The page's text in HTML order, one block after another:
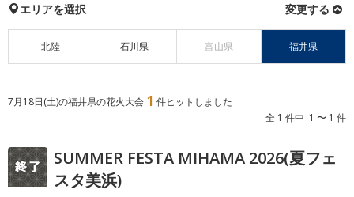
エリアを選択 変更する
北陸 石川県 富山県 福井県
7月18日(土)の福井県の花火大会 1 件ヒットしました
全 1 件中 1 〜 1 件
SUMMER FESTA MIHAMA 2026(夏フェ
スタ美浜)